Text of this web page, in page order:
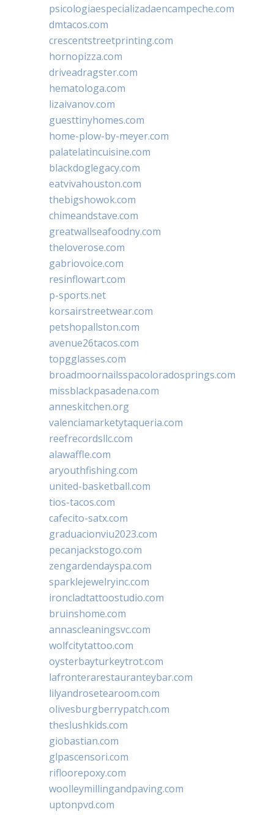
psicologiaespecializadaencampeche.com
dmtacos.com
crescentstreetprinting.com
hornopizza.com
driveadragster.com
hematologa.com
lizaivanov.com
guesttinyhomes.com
home-plow-by-meyer.com
palatelatincuisine.com
blackdoglegacy.com
eatvivahouston.com
thebigshowok.com
chimeandstave.com
greatwallseafoodny.com
theloverose.com
gabriovoice.com
resinflowart.com
p-sports.net
korsairstreetwear.com
petshopallston.com
avenue26tacos.com
topgglasses.com
broadmoornailsspacoloradosprings.com
missblackpasadena.com
anneskitchen.org
valenciamarketytaqueria.com
reefrecordsllc.com
alawaffle.com
aryouthfishing.com
united-basketball.com
tios-tacos.com
cafecito-satx.com
graduacionviu2023.com
pecanjackstogo.com
zengardendayspa.com
sparklejewelryinc.com
ironcladtattoostudio.com
bruinshome.com
annascleaningsvc.com
wolfcitytattoo.com
oysterbayturkeytrot.com
lafronterarestauranteybar.com
lilyandrosetearoom.com
olivesburgberrypatch.com
theslushkids.com
giobastian.com
glpascensori.com
rifloorepoxy.com
woolleymillingandpaving.com
uptonpvd.com